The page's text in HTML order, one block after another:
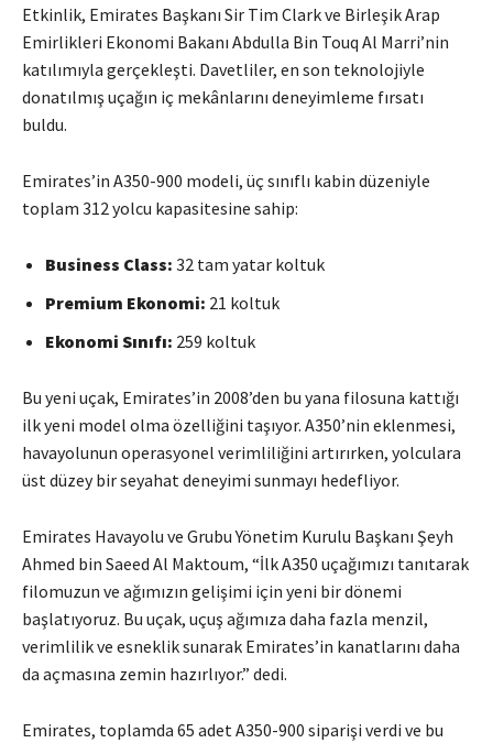
Etkinlik, Emirates Başkanı Sir Tim Clark ve Birleşik Arap
Emirlikleri Ekonomi Bakanı Abdulla Bin Touq Al Marri’nin
katılımıyla gerçekleşti. Davetliler, en son teknolojiyle
donatılmış uçağın iç mekânlarını deneyimleme fırsatı
buldu.
Emirates’in A350-900 modeli, üç sınıflı kabin düzeniyle
toplam 312 yolcu kapasitesine sahip:
Business Class: 32 tam yatar koltuk
Premium Ekonomi: 21 koltuk
Ekonomi Sınıfı: 259 koltuk
Bu yeni uçak, Emirates’in 2008’den bu yana filosuna kattığı
ilk yeni model olma özelliğini taşıyor. A350’nin eklenmesi,
havayolunun operasyonel verimliliğini artırırken, yolculara
üst düzey bir seyahat deneyimi sunmayı hedefliyor.
Emirates Havayolu ve Grubu Yönetim Kurulu Başkanı Şeyh
Ahmed bin Saeed Al Maktoum, “İlk A350 uçağımızı tanıtarak
filomuzun ve ağımızın gelişimi için yeni bir dönemi
başlatıyoruz. Bu uçak, uçuş ağımıza daha fazla menzil,
verimlilik ve esneklik sunarak Emirates’in kanatlarını daha
da açmasına zemin hazırlıyor.” dedi.
Emirates, toplamda 65 adet A350-900 siparişi verdi ve bu